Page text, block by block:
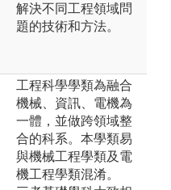
解決不同工程領域問
題的技術和方法。
工程科學學類為融合
機械、資訊、電機為
一體，並做跨領域整
合的科系。本學類易
與機械工程學類及電
機工程學類混淆。